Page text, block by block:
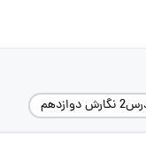
نگارش دوازدهم